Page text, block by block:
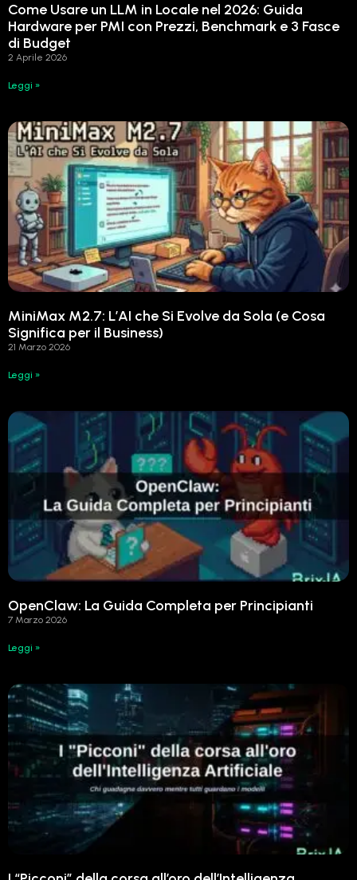
Come Usare un LLM in Locale nel 2026: Guida
Hardware per PMI con Prezzi, Benchmark e 3 Fasce
di Budget
2 Aprile 2026
Leggi »
MiniMax M2.7: L’AI che Si Evolve da Sola (e Cosa
Significa per il Business)
21 Marzo 2026
Leggi »
OpenClaw: La Guida Completa per Principianti
7 Marzo 2026
Leggi »